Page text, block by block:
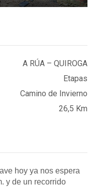
A RÚA – QUIROGA
Etapas
Camino de Invierno
26,5 Km
hoy ya nos espera
y de un recorrido